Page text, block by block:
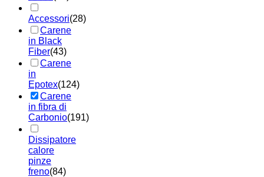
Accessori(28)
Carene
in Black
Fiber(43)
Carene
in
Epotex(124)
Carene
in fibra di
Carbonio(191)
Dissipatore
calore
pinze
freno(84)